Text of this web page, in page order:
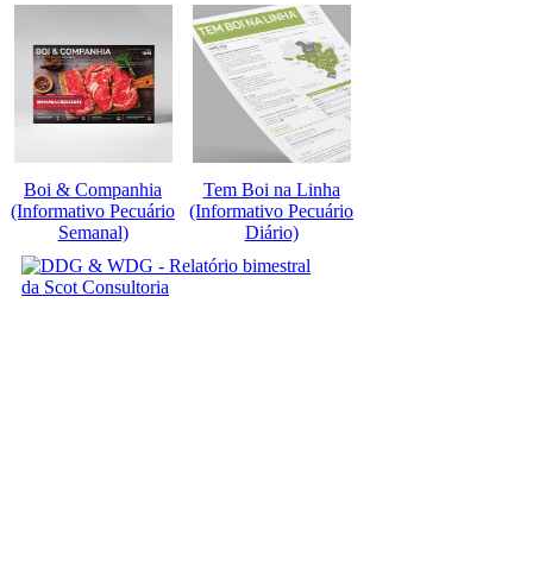
Boi & Companhia
(Informativo Pecuário
Semanal)
Tem Boi na Linha
(Informativo Pecuário
Diário)